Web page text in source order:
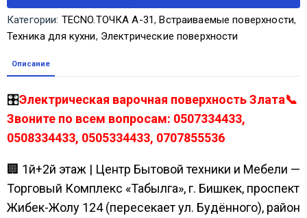
Категории: TECNO.ТОЧКА А-31,Встраиваемые поверхности,
Техника для кухни, Электрические поверхности
Описание
🎛️Электрическая варочная поверхность Злата📞
Звоните по всем вопросам: 0507334433,
0508334433, 0505334433, 0707855536
🏢 1й+2й этаж | Центр Бытовой техники и Мебели —
Торговый Комплекс «Табылга», г. Бишкек, проспект
Жибек-Жолу 124 (пересекает ул. Будённого), район